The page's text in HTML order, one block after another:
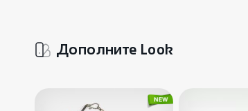
Дополните Look